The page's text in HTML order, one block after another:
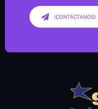
¡CONTÁCTANOS!